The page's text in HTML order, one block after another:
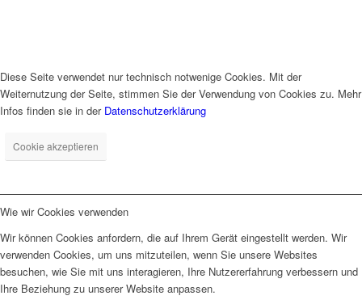
Diese Seite verwendet nur technisch notwenige Cookies. Mit der
Weiternutzung der Seite, stimmen Sie der Verwendung von Cookies zu. Mehr
Infos finden sie in der Datenschutzerklärung
Cookie akzeptieren
Wie wir Cookies verwenden
Wir können Cookies anfordern, die auf Ihrem Gerät eingestellt werden. Wir
verwenden Cookies, um uns mitzuteilen, wenn Sie unsere Websites
besuchen, wie Sie mit uns interagieren, Ihre Nutzererfahrung verbessern und
Ihre Beziehung zu unserer Website anpassen.